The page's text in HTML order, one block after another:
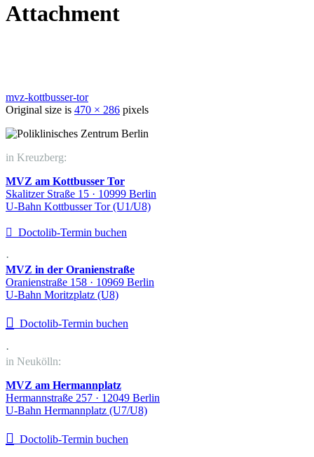
Attachment
mvz-kottbusser-tor
Original size is 470 × 286 pixels
in Kreuzberg:
MVZ am Kottbusser Tor
Skalitzer Straße 15 · 10999 Berlin
U-Bahn Kottbusser Tor (U1/U8)
 Doctolib-Termin buchen
·
MVZ in der Oranienstraße
Oranienstraße 158 · 10969 Berlin
U-Bahn Moritzplatz (U8)
 Doctolib-Termin buchen
·
in Neukölln:
MVZ am Hermannplatz
Hermannstraße 257 · 12049 Berlin
U-Bahn Hermannplatz (U7/U8)
 Doctolib-Termin buchen